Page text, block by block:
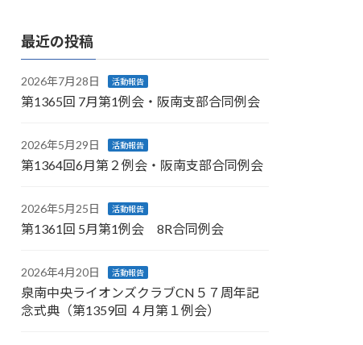
最近の投稿
2026年7月28日 活動報告
第1365回 7月第1例会・阪南支部合同例会
2026年5月29日 活動報告
第1364回6月第２例会・阪南支部合同例会
2026年5月25日 活動報告
第1361回 5月第1例会 8R合同例会
2026年4月20日 活動報告
泉南中央ライオンズクラブCN５７周年記
念式典（第1359回 ４月第１例会）